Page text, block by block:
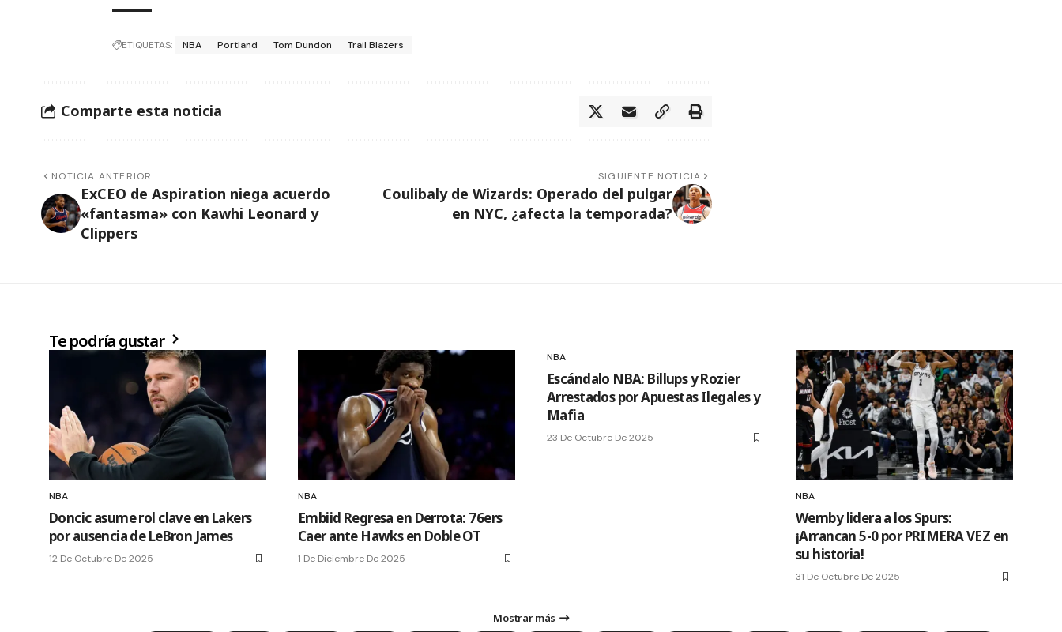
ETIQUETAS: NBA Portland Tom Dundon Trail Blazers
Comparte esta noticia
NOTICIA ANTERIOR
ExCEO de Aspiration niega acuerdo
«fantasma» con Kawhi Leonard y
Clippers
SIGUIENTE NOTICIA
Coulibaly de Wizards: Operado del pulgar
en NYC, ¿afecta la temporada?
Te podría gustar
NBA
Doncic asume rol clave en Lakers
por ausencia de LeBron James
12 De Octubre De 2025
NBA
Embiid Regresa en Derrota: 76ers
Caer ante Hawks en Doble OT
1 De Diciembre De 2025
NBA
Escándalo NBA: Billups y Rozier
Arrestados por Apuestas Ilegales y
Mafia
23 De Octubre De 2025
NBA
Wemby lidera a los Spurs:
¡Arrancan 5-0 por PRIMERA VEZ en
su historia!
31 De Octubre De 2025
Mostrar más